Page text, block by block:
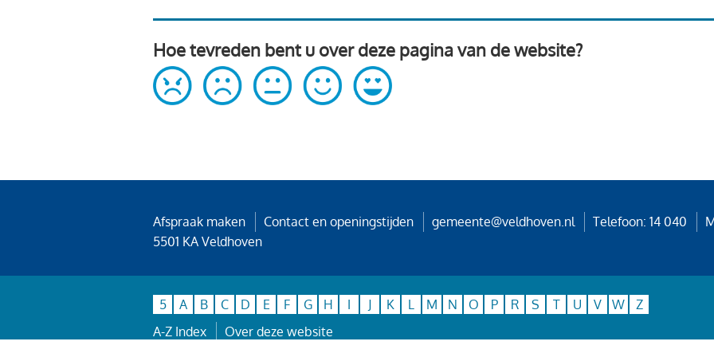
Hoe tevreden bent u over deze pagina van de website?
Afspraak maken Contact en openingstijden gemeente@veldhoven.nl Telefoon: 14 040
5501 KA Veldhoven
5 A B C D E F G H I J K L M N O P R S T U V W
Z
A-Z Index
Over deze website